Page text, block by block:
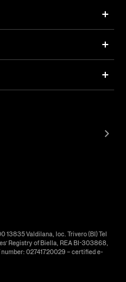
13835 Valdilana, loc. Trivero (BI) Tel
Registry of Biella, REA BI-303868,
02741720029 – certified e-